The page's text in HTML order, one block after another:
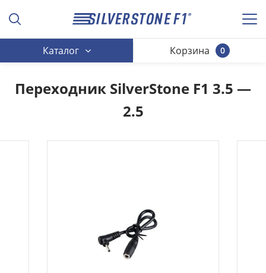
Каталог 0
Корзина
Переходник SilverStone F1 3.5 —
2.5